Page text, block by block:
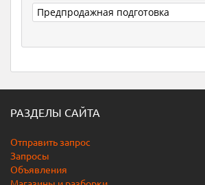
Предпродажная подготовка
РАЗДЕЛЫ САЙТА
Отправить запрос
Запросы
Объявления